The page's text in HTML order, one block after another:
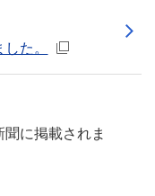
た。
に掲載されま